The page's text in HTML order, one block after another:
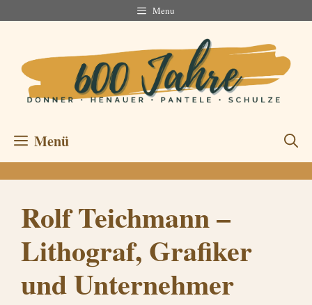
Menu
Menü
Rolf Teichmann –
Lithograf, Grafiker
und Unternehmer